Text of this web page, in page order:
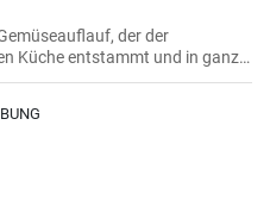
der der
Küche entstammt und in ganz
- deutsch sind Auberginen